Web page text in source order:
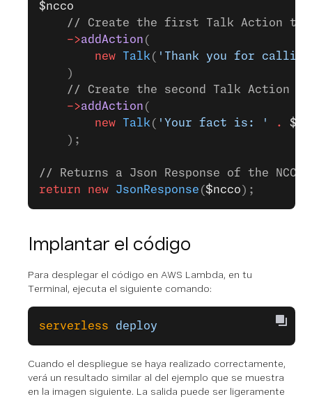
$ncco
// Create the first Talk Action
    ->
addAction (
        new
Talk ( 'Thank you for
    )
// Create the second Talk Action
    ->
addAction (
        new
Talk ( 'Your fact is: ' .
    );
// Returns a Json Response of the
return new JsonResponse ($ncco );
Implantar el código
Para desplegar el código en AWS Lambda, en tu
Terminal, ejecuta el siguiente comando:
serverless deploy
Cuando el despliegue se haya realizado correctamente,
verá un resultado similar al del ejemplo que se muestra
en la imagen siguiente. La salida puede ser ligeramente